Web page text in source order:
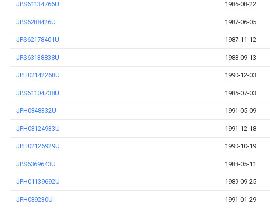
JPS61134766U 1986-08-22
JPS6288426U 1987-06-05
JPS62178401U 1987-11-12
JPS63138838U 1988-09-13
JPH02142268U 1990-12-03
JPS61104738U 1986-07-03
JPH0348332U 1991-05-09
JPH03124933U 1991-12-18
JPH02126929U 1990-10-19
JPS6369643U 1988-05-11
JPH01139692U 1989-09-25
JPH039230U 1991-01-29